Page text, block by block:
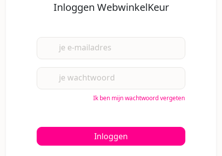
Inloggen WebwinkelKeur
je e-mailadres
je wachtwoord
Ik ben mijn wachtwoord vergeten
Inloggen